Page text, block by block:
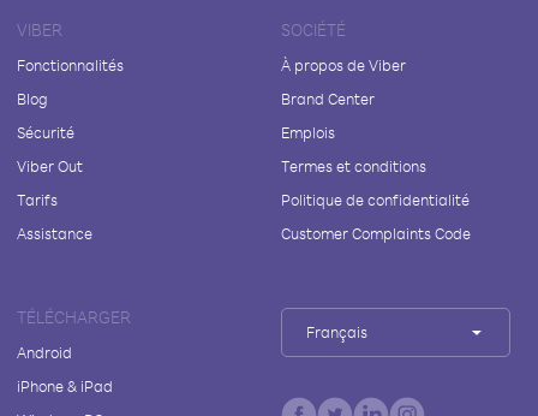
VIBER
Fonctionnalités
Blog
Sécurité
Viber Out
Tarifs
Assistance
SOCIÉTÉ
À propos de Viber
Brand Center
Emplois
Termes et conditions
Politique de confidentialité
Customer Complaints Code
TÉLÉCHARGER
Android
iPhone & iPad
Français